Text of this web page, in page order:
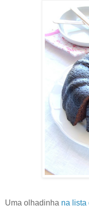
Uma olhadinha na lista